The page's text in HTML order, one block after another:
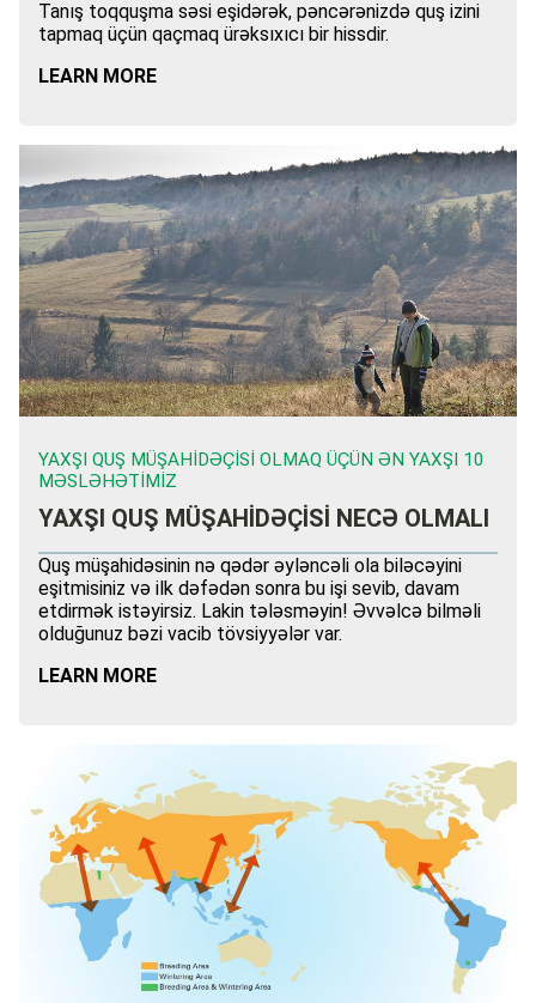
Tanış toqquşma səsi eşidərək, pəncərənizdə quş izini
tapmaq üçün qaçmaq ürəksıxıcı bir hissdir.
LEARN MORE
YAXŞI QUŞ MÜŞAHIDƏÇISI OLMAQ ÜÇÜN ƏN YAXŞI 10
MƏSLƏHƏTIMIZ
YAXŞI QUŞ MÜŞAHİDƏÇİSİ NECƏ OLMALI
Quş müşahidəsinin nə qədər əyləncəli ola biləcəyini
eşitmisiniz və ilk dəfədən sonra bu işi sevib, davam
etdirmək istəyirsiz. Lakin tələsməyin! Əvvəlcə bilməli
olduğunuz bəzi vacib tövsiyyələr var.
LEARN MORE